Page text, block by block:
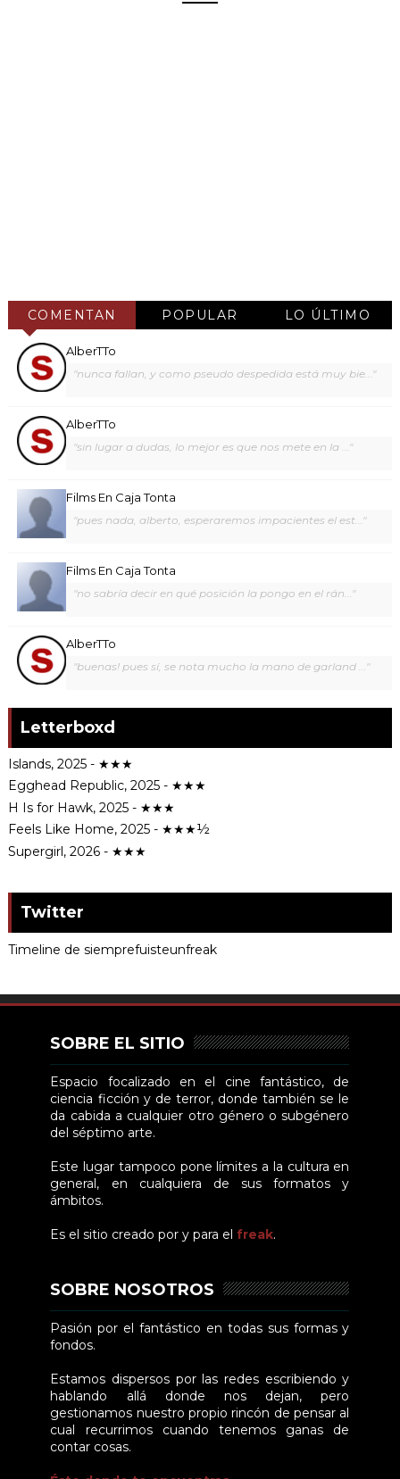
COMENTAN POPULAR LO ÚLTIMO
AlberTTo
"nunca fallan, y como pseudo despedida está muy bie..."
AlberTTo
"sin lugar a dudas, lo mejor es que nos mete en la ..."
Films En Caja Tonta
"pues nada, alberto, esperaremos impacientes el est..."
Films En Caja Tonta
"no sabría decir en qué posición la pongo en el rán..."
AlberTTo
"buenas! pues sí, se nota mucho la mano de garland ..."
Letterboxd
Islands, 2025 - ★★★
Egghead Republic, 2025 - ★★★
H Is for Hawk, 2025 - ★★★
Feels Like Home, 2025 - ★★★½
Supergirl, 2026 - ★★★
Twitter
Timeline de siemprefuisteunfreak
SOBRE EL SITIO
Espacio focalizado en el cine fantástico, de
ciencia ficción y de terror, donde también se le
da cabida a cualquier otro género o subgénero
del séptimo arte.
Este lugar tampoco pone límites a la cultura en
general, en cualquiera de sus formatos y
ámbitos.
Es el sitio creado por y para elfreak.
SOBRE NOSOTROS
Pasión por el fantástico en todas sus formas y
fondos.
Estamos dispersos por las redes escribiendo y
hablando allá donde nos dejan, pero
gestionamos nuestro propio rincón de pensar al
cual recurrimos cuando tenemos ganas de
contar cosas.